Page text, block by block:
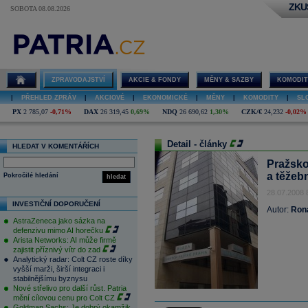
SOBOTA 08.08.2026
ZPRAVODAJSTVÍ AKCIE & FONDY MĚNY & SAZBY
PŘEHLED ZPRÁV AKCIOVÉ EKONOMICKÉ MĚNY KOMODITY
PX 2 785,07 -0,71% DAX 26 319,45 0,69% NDQ 26 690,62 1,30% CZK/€ 24,232 -0,02%
HLEDAT V KOMENTÁŘÍCH
hledat
Pokročilé hledání
INVESTIČNÍ DOPORUČENÍ
AstraZeneca jako sázka na
defenzivu mimo AI horečku
Arista Networks: AI může firmě
zajistit příznivý vítr do zad
Analytický radar: Colt CZ roste díky
vyšší marži, širší integraci i
stabilnějšímu byznysu
Nové střelivo pro další růst. Patria
mění cílovou cenu pro Colt CZ
Detail - články
a
28.07.2008
Autor: